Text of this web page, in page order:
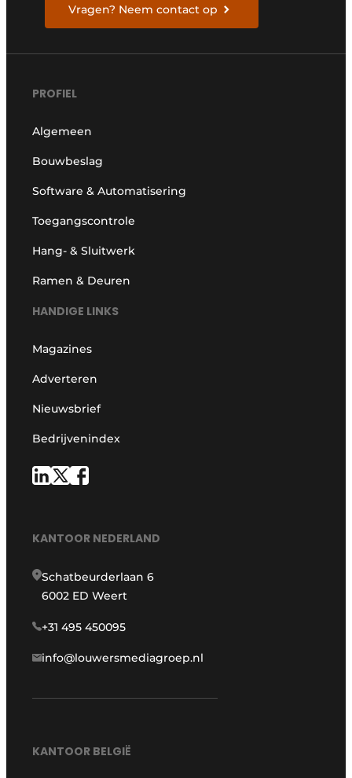
Vragen? Neem contact op
PROFIEL
Algemeen
Bouwbeslag
Software & Automatisering
Toegangscontrole
Hang- & Sluitwerk
Ramen & Deuren
HANDIGE LINKS
Magazines
Adverteren
Nieuwsbrief
Bedrijvenindex
KANTOOR NEDERLAND
Schatbeurderlaan 6
6002 ED Weert
+31 495 450095
info@louwersmediagroep.nl
KANTOOR BELGIË